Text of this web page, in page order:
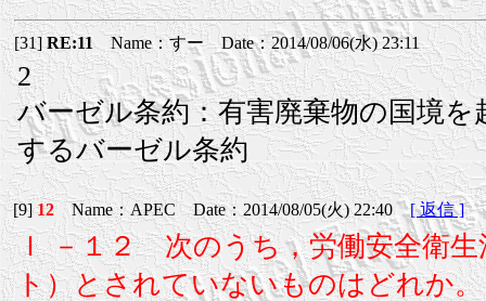
[31]RE:11Name：すー Date：2014/08/06(水) 23:11
2
バーゼル条約：有害廃棄物の国境
するバーゼル条約
[9]12Name：APEC Date：2014/08/05(火) 22:40[ 返信 ]
Ｉ －１２ 次のうち，労働安全衛
ト）とされていないものはどれか。